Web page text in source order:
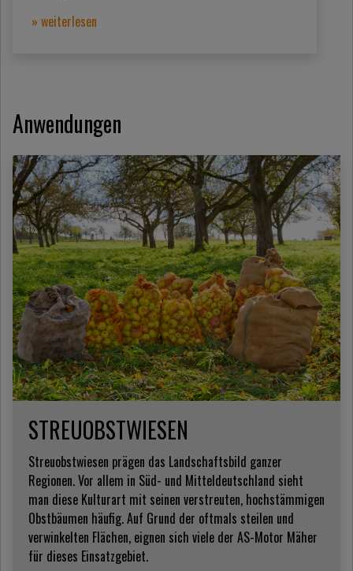
» weiterlesen
Anwendungen
STREUOBSTWIESEN
Streuobstwiesen prägen das Landschaftsbild ganzer
Regionen. Vor allem in Süd- und Mitteldeutschland sieht
man diese Kulturart mit seinen verstreuten, hochstämmigen
Obstbäumen häufig. Auf Grund der oftmals steilen und
verwinkelten Flächen, eignen sich viele der AS-Motor Mäher
für dieses Einsatzgebiet.